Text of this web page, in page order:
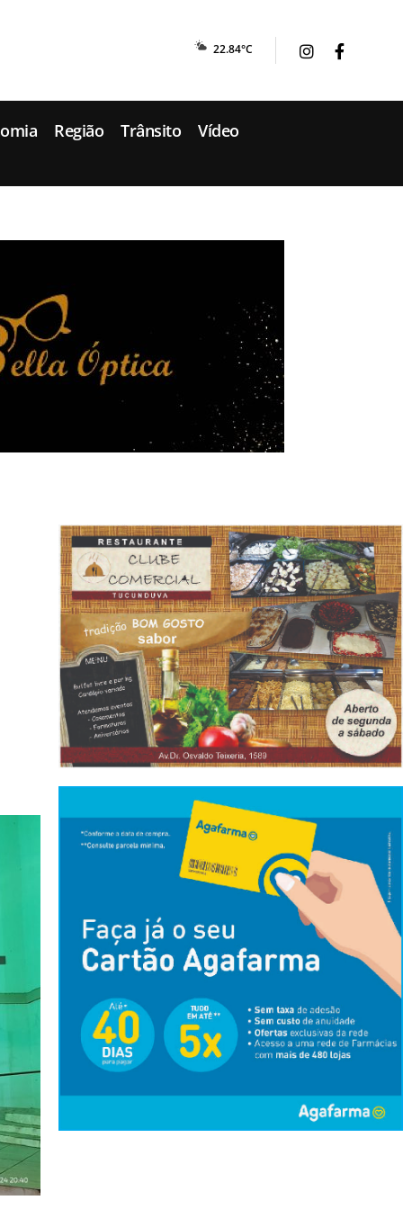
22.84°C
Região Trânsito Vídeo